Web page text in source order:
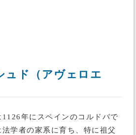
ュド（アヴェロエ
年にスペインのコルドバで
学者の家系に育ち、特に祖父